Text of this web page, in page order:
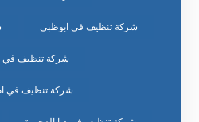
شركة تنظيف في ابوظبي
شركة تنظيف في
شركة تنظيف في ام